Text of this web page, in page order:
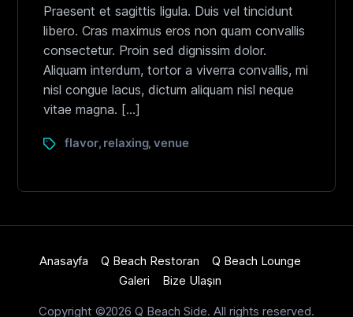
Praesent et sagittis ligula. Duis vel tincidunt
libero. Cras maximus eros non quam convallis
consectetur. Proin sed dignissim dolor.
Aliquam interdum, tortor a viverra convallis, mi
nisl congue lacus, dictum aliquam nisl neque
vitae magna. […]
flavor, relaxing,venue
Copyright ©2026 Q Beach Side. All rights reserved.
Anasayfa Q Beach Restoran
Q Beach Lounge
Galeri
Bize Ulaşın